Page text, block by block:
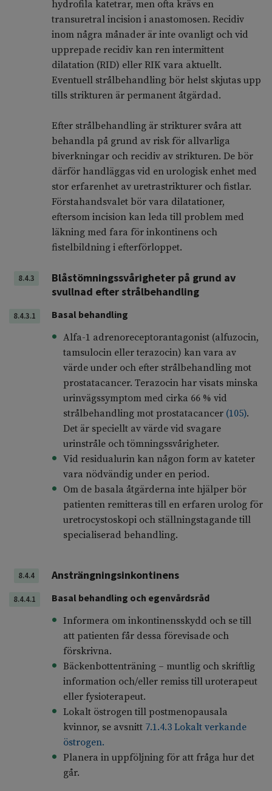
hydrofila katetrar, men ofta krävs en
transuretral incision i anastomosen. Recidiv
inom några månader är inte ovanligt och vid
upprepade recidiv kan ren intermittent
dilatation (RID) eller RIK vara aktuellt.
Eventuell strålbehandling bör helst skjutas upp
tills strikturen är permanent åtgärdad.
Efter strålbehandling är strikturer svåra att
behandla på grund av risk för allvarliga
biverkningar och recidiv av strikturen. De bör
därför handläggas vid en urologisk enhet med
stor erfarenhet av uretrastrikturer och fistlar.
Förstahandsvalet bör vara dilatationer,
eftersom incision kan leda till problem med
läkning med fara för inkontinens och
fistelbildning i efterförloppet.
8.4.3
Blåstömningssvårigheter på grund av
svullnad efter strålbehandling
8.4.3.1
Basal behandling
Alfa-1 adrenoreceptorantagonist (alfuzocin,
tamsulocin eller terazocin) kan vara av
värde under och efter strålbehandling mot
prostatacancer. Terazocin har visats minska
urinvägssymptom med cirka 66 % vid
strålbehandling mot prostatacancer (105).
Det är speciellt av värde vid svagare
urinstråle och tömningssvårigheter.
Vid residualurin kan någon form av kateter
vara nödvändig under en period.
Om de basala åtgärderna inte hjälper bör
patienten remitteras till en erfaren urolog för
uretrocystoskopi och ställningstagande till
specialiserad behandling.
8.4.4 Ansträngningsinkontinens
8.4.4.1
Basal behandling och egenvårdsråd
Informera om inkontinensskydd och se till
att patienten får dessa förevisade och
förskrivna.
Bäckenbottenträning – muntlig och skriftlig
information och/eller remiss till uroterapeut
eller fysioterapeut.
Lokalt östrogen till postmenopausala
kvinnor, se avsnitt 7.1.4.3 Lokalt verkande
östrogen.
Planera in uppföljning för att fråga hur det
går.